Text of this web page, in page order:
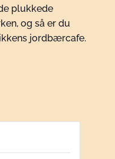
plukkede
og så er du
jordbærcafe.